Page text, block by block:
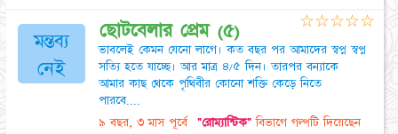
মন্তব্য
নেই
ছোটবেলার প্রেম (৫)
ভাবলেই কেমন যেনো লাগে। কত বছর পর আমাদের স্বপ্ন স্বপ্ন
সত্যি হতে যাচ্ছে। আর মাত্র ৪/৫ দিন। তারপর বন্যাকে
আমার কাছ থেকে পৃথিবীর কোনো শক্তি কেড়ে নিতে
পারবে....
৯ বছর, ৩ মাস পূর্বে "রোম্যান্টিক"বিভাগে গল্পটি দিয়েছেন
☆☆☆☆☆